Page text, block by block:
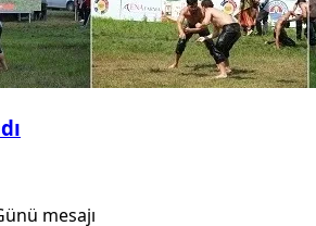
mesajı